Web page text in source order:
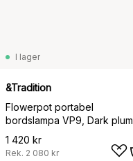
I lager
&Tradition
Flowerpot portabel
bordslampa VP9, Dark plum
1 420 kr
Rek. 2 080 kr